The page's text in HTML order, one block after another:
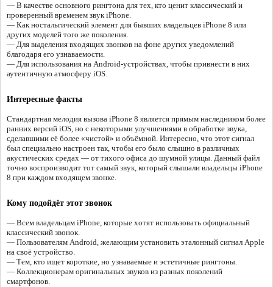
— В качестве основного рингтона для тех, кто ценит классический и
проверенный временем звук iPhone.
— Как ностальгический элемент для бывших владельцев iPhone 8 или
других моделей того же поколения.
— Для выделения входящих звонков на фоне других уведомлений
благодаря его узнаваемости.
— Для использования на Android-устройствах, чтобы привнести в них
аутентичную атмосферу iOS.
Интересные факты
Стандартная мелодия вызова iPhone 8 является прямым наследником более
ранних версий iOS, но с некоторыми улучшениями в обработке звука,
сделавшими её более «чистой» и объёмной. Интересно, что этот сигнал
был специально настроен так, чтобы его было слышно в различных
акустических средах — от тихого офиса до шумной улицы. Данный файл
точно воспроизводит тот самый звук, который слышали владельцы iPhone
8 при каждом входящем звонке.
Кому подойдёт этот звонок
— Всем владельцам iPhone, которые хотят использовать официальный
классический звонок.
— Пользователям Android, желающим установить эталонный сигнал Apple
на своё устройство.
— Тем, кто ищет короткие, но узнаваемые и эстетичные рингтоны.
— Коллекционерам оригинальных звуков из разных поколений
смартфонов.